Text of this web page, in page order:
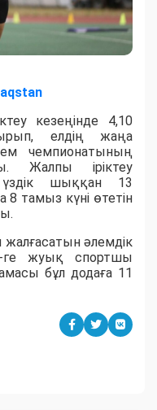
кезеңінде 4,10
елдің жаңа
чемпионатының
Жалпы іріктеу
шыққан 13
8 тамыз күні өтетін
жалғасатын әлемдік
ге жуық спортшы
бұл додаға 11